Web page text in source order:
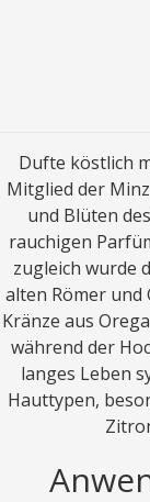
Dufte köstlich
Mitglied der
und Blüten
rauchigen
zugleich wurde
alten Römer
Kränze aus
während der
langes Leben
Hauttypen,